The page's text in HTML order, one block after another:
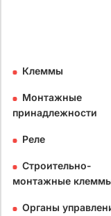
Клеммы
Монтажные
принадлежности
Реле
Строительно-
монтажные
Органы